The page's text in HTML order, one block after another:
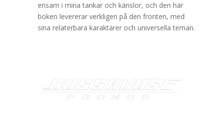
ensam i mina tankar och känslor, och den här
boken levererar verkligen på den fronten, med
sina relaterbara karaktärer och universella teman.